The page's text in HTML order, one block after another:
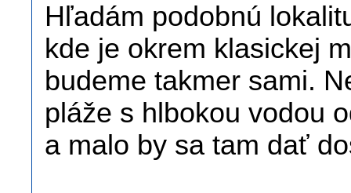
Hľadám podobnú
kde je okrem klasickej
budeme takmer sami.
pláže s hlbokou vodou
a malo by sa tam dať